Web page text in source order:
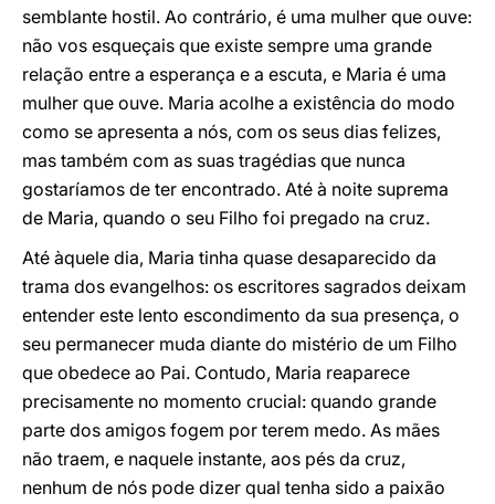
semblante hostil. Ao contrário, é uma mulher que ouve:
não vos esqueçais que existe sempre uma grande
relação entre a esperança e a escuta, e Maria é uma
mulher que ouve. Maria acolhe a existência do modo
como se apresenta a nós, com os seus dias felizes,
mas também com as suas tragédias que nunca
gostaríamos de ter encontrado. Até à noite suprema
de Maria, quando o seu Filho foi pregado na cruz.
Até àquele dia, Maria tinha quase desaparecido da
trama dos evangelhos: os escritores sagrados deixam
entender este lento escondimento da sua presença, o
seu permanecer muda diante do mistério de um Filho
que obedece ao Pai. Contudo, Maria reaparece
precisamente no momento crucial: quando grande
parte dos amigos fogem por terem medo. As mães
não traem, e naquele instante, aos pés da cruz,
nenhum de nós pode dizer qual tenha sido a paixão